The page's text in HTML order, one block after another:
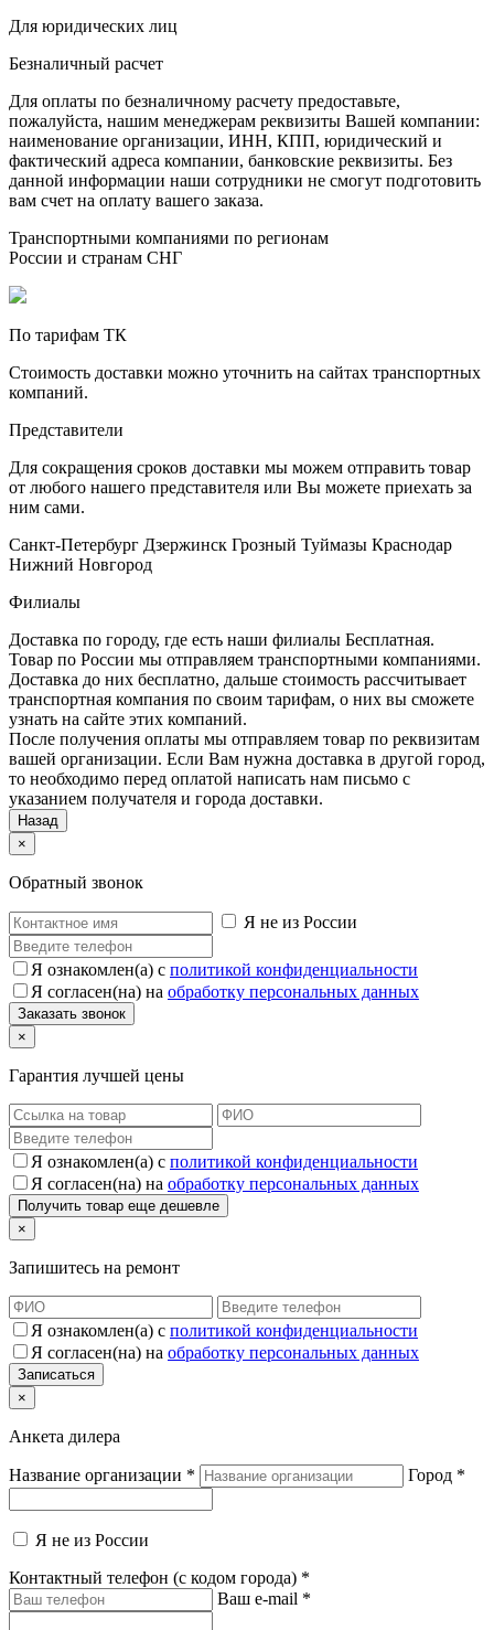
Для юридических лиц
Безналичный расчет
Для оплаты по безналичному расчету предоставьте,
пожалуйста, нашим менеджерам реквизиты Вашей компании:
наименование организации, ИНН, КПП, юридический и
фактический адреса компании, банковские реквизиты. Без
данной информации наши сотрудники не смогут подготовить
вам счет на оплату вашего заказа.
Транспортными компаниями по регионам
России и странам СНГ
По тарифам ТК
Стоимость доставки можно уточнить на сайтах транспортных
компаний.
Представители
Для сокращения сроков доставки мы можем отправить товар
от любого нашего представителя или Вы можете приехать за
ним сами.
Санкт-Петербург Дзержинск Грозный Туймазы Краснодар
Нижний Новгород
Филиалы
Доставка по городу, где есть наши филиалы Бесплатная.
Товар по России мы отправляем транспортными компаниями.
Доставка до них бесплатно, дальше стоимость рассчитывает
транспортная компания по своим тарифам, о них вы сможете
узнать на сайте этих компаний.
После получения оплаты мы отправляем товар по реквизитам
вашей организации. Если Вам нужна доставка в другой город,
то необходимо перед оплатой написать нам письмо с
указанием получателя и города доставки.
Назад
×
Обратный звонок
Я не из России
Я ознакомлен(а) с политикой конфиденциальности
Я согласен(на) на обработку персональных данных
×
Гарантия лучшей цены
Я ознакомлен(а) с политикой конфиденциальности
Я согласен(на) на обработку персональных данных
×
Запишитесь на ремонт
Я ознакомлен(а) с политикой конфиденциальности
Я согласен(на) на обработку персональных данных
×
Анкета дилера
Название организации * Город *
Я не из России
Контактный телефон (с кодом города) *
Ваш e-mail *